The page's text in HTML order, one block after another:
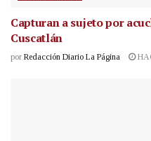
Capturan a sujeto por
Cuscatlán
por Redacción Diario La Página